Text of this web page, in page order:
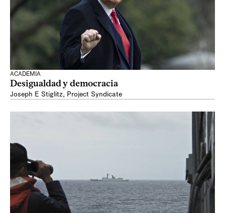
ACADEMIA
Desigualdad y democracia
Joseph E Stiglitz, Project Syndicate